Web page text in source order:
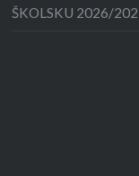
ŠKOLSKU 2026/